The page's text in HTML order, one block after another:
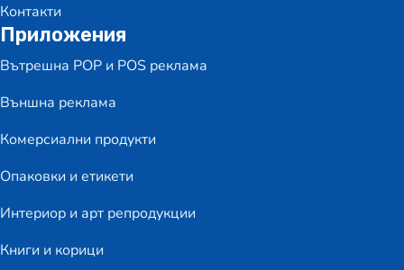
Контакти
Приложения
Вътрешна POP и POS реклама
Външна реклама
Комерсиални продукти
Опаковки и етикети
Интериор и арт репродукции
Книги и корици